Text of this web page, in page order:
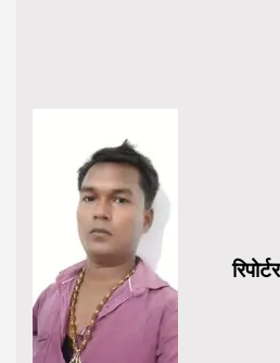
रिपोर्टर